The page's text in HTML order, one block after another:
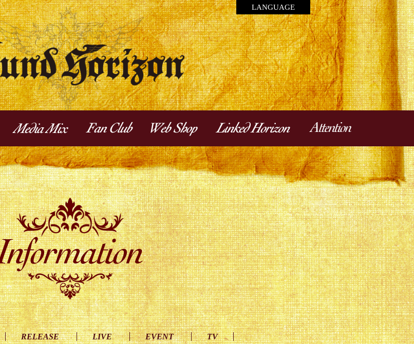
LANGUAGE
RELEASE LIVE EVENT
TV